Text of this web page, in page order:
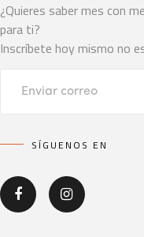
¿Quieres saber mes con
para ti?
Inscríbete hoy mismo no
SÍGUENOS EN